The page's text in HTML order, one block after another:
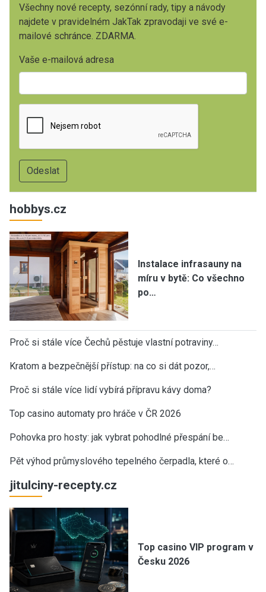
Všechny nové recepty, sezónní rady, tipy a návody
najdete v pravidelném JakTak zpravodaji ve své e-
mailové schránce. ZDARMA.
Vaše e-mailová adresa
hobbys.cz
Instalace infrasauny na
míru v bytě: Co všechno
po…
Proč si stále více Čechů pěstuje vlastní potraviny…
Kratom a bezpečnější přístup: na co si dát pozor,…
Proč si stále více lidí vybírá přípravu kávy doma?
Top casino automaty pro hráče v ČR 2026
Pohovka pro hosty: jak vybrat pohodlné přespání be…
Pět výhod průmyslového tepelného čerpadla, které o…
jitulciny-recepty.cz
Top casino VIP program v
Česku 2026